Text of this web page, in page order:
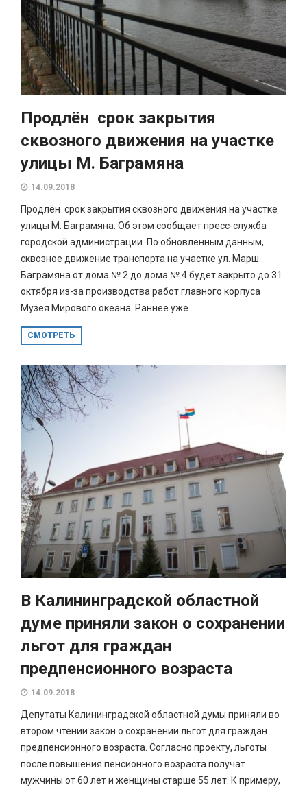
Продлён срок закрытия
сквозного движения на участке
улицы М. Баграмяна
14.09.2018
Продлён срок закрытия сквозного движения на участке
улицы М. Баграмяна. Об этом сообщает пресс-служба
городской администрации. По обновленным данным,
сквозное движение транспорта на участке ул. Марш.
Баграмяна от дома № 2 до дома № 4 будет закрыто до 31
октября из-за производства работ главного корпуса
Музея Мирового океана. Раннее уже...
СМОТРЕТЬ
В Калининградской областной
думе приняли закон о сохранении
льгот для граждан
предпенсионного возраста
14.09.2018
Депутаты Калининградской областной думы приняли во
втором чтении закон о сохранении льгот для граждан
предпенсионного возраста. Согласно проекту, льготы
после повышения пенсионного возраста получат
мужчины от 60 лет и женщины старше 55 лет. К примеру,